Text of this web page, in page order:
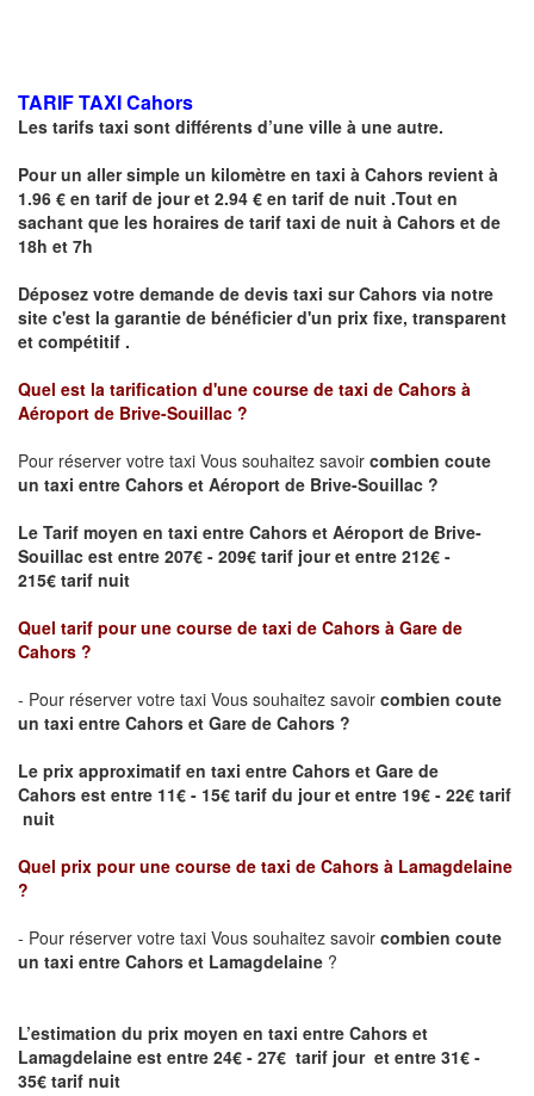
TARIF TAXI Cahors
Les tarifs taxi sont différents d’une ville à une autre.
Pour un aller simple un kilomètre en taxi à Cahors revient à
1.96 € en tarif de jour et 2.94 € en tarif de nuit .Tout en
sachant que les horaires de tarif taxi de nuit à Cahors et de
18h et 7h
Déposez votre demande de devis taxi surCahors via notre
site c'est la garantie de bénéficier d'un prix fixe, transparent
et compétitif .
Quel est la tarification d'une course de taxi de Cahors à
Aéroport de Brive-Souillac ?
Pour réserver votre taxi Vous souhaitez savoir combien coute
un taxi entre Cahors et Aéroport de Brive-Souillac ?
Le Tarif moyen en taxi entre Cahors et Aéroport de Brive-
Souillac est entre 207€ - 209€ tarif jour et entre 212€ -
215€ tarif nuit
Quel tarif pour une course de taxi de Cahors à Gare de
Cahors ?
- Pour réserver votre taxi Vous souhaitez savoir combien coute
un taxi entre Cahors et Gare de Cahors ?
Le prix approximatif en taxi entre Cahors et Gare de
Cahors est entre 11€ - 15€ tarif du jour et entre 19€ - 22€ tarif
nuit
Quel prix pour une course de taxi de Cahors à Lamagdelaine
?
- Pour réserver votre taxi Vous souhaitez savoir combien coute
un taxi entre Cahors et Lamagdelaine ?
L’estimation du prix moyen en taxi entre Cahors et
Lamagdelaine est entre 24€ - 27€ tarif jour et entre 31€ -
35€ tarif nuit